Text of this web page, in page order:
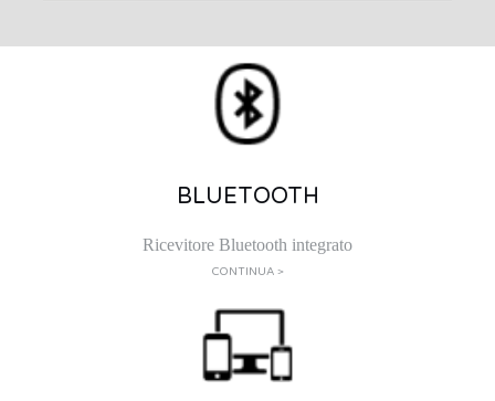
BLUETOOTH
Ricevitore Bluetooth integrato
CONTINUA >